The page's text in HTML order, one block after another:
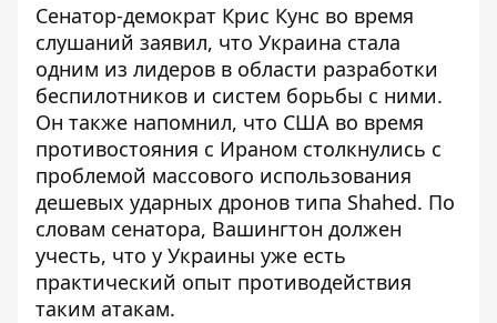
Сенатор-демократ Крис Кунс во время
слушаний заявил, что Украина стала
одним из лидеров в области разработки
беспилотников и систем борьбы с ними.
Он также напомнил, что США во время
противостояния с Ираном столкнулись с
проблемой массового использования
дешевых ударных дронов типа Shahed. По
словам сенатора, Вашингтон должен
учесть, что у Украины уже есть
практический опыт противодействия
таким атакам.